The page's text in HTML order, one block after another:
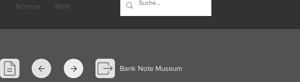
Termine Mehr
Bank Note Museum